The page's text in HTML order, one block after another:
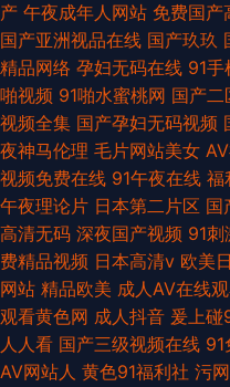
产 午夜成年人网站 免费国产
国产亚洲视品在线 国产玖玖
精品网络 孕妇无码在线 91手
啪视频 91啪水蜜桃网 国产二
视频全集 国产孕妇无码视频
夜神马伦理 毛片网站美女
视频免费在线 91午夜在线 福
午夜理论片 日本第二片区 国
高清无码 深夜国产视频 91刺
费精品视频 日本高清v 欧美
网站 精品欧美 成人AV在线
观看黄色网 成人抖音 爰上碰
人人看 国产三级视频在线 91
AV网站人 黄色91福利社 污